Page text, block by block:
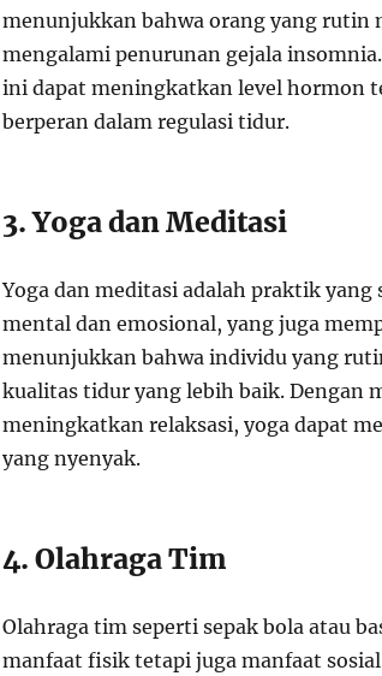
menunjukkan bahwa orang yang rutin
mengalami penurunan gejala
ini dapat meningkatkan level hormon
berperan dalam regulasi tidur.
3. Yoga dan Meditasi
Yoga dan meditasi adalah praktik
mental dan emosional, yang juga
menunjukkan bahwa individu yang
kualitas tidur yang lebih baik. Dengan
meningkatkan relaksasi, yoga dapat
yang nyenyak.
4. Olahraga Tim
Olahraga tim seperti sepak bola atau
manfaat fisik tetapi juga manfaat